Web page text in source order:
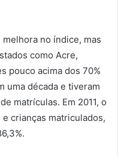
no índice, mas
como Acre,
pouco acima dos 70%
uma década e tiveram
matrículas. Em 2011, o
crianças matriculados,